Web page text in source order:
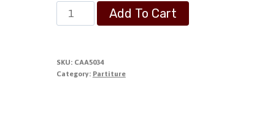
Missa
de
quantity
Add To Cart
SKU: CAA5034
Category: Partiture